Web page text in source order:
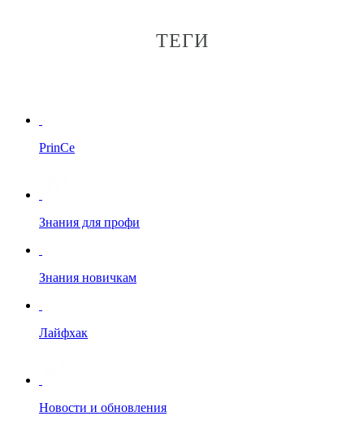
ТЕГИ
PrinCe
Знания для профи
Знания новичкам
Лайфхак
Новости и обновления